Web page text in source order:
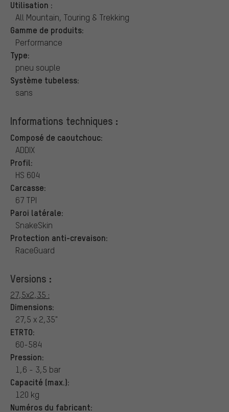
Utilisation :
All Mountain, Touring & Trekking
Gamme de produits:
Performance
Type:
pneu souple
Système tubeless:
sans
Informations techniques :
Composé de caoutchouc:
ADDIX
Profil:
HS 604
Carcasse:
67 TPI
Paroi latérale:
SnakeSkin
Protection anti-crevaison:
RaceGuard
Versions :
27,5x2,35 :
Dimensions:
27,5 x 2,35"
ETRTO:
60-584
Pression:
1,6 - 3,5 bar
Capacité (max.):
120 kg
Numéros du fabricant: